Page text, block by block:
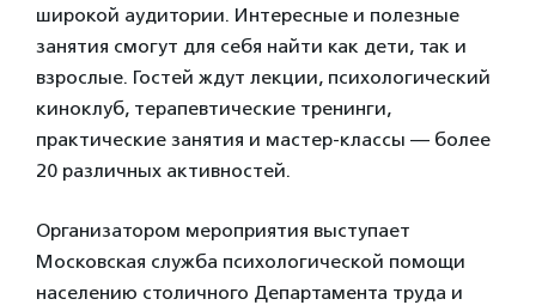
широкой аудитории. Интересные и полезные
занятия смогут для себя найти как дети, так и
взрослые. Гостей ждут лекции, психологический
киноклуб, терапевтические тренинги,
практические занятия и мастер-классы — более
20 различных активностей.
Организатором мероприятия выступает
Московская служба психологической помощи
населению столичного Департамента труда и